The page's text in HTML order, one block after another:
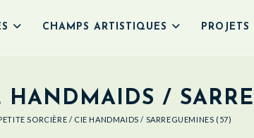
CHAMPS ARTISTIQUES PROJETS
HANDMAIDS /
SORCIÈRE / CIE HANDMAIDS / SARREGUEMINES (57)